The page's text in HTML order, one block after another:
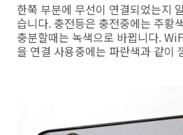
한쭉 부분에 무선이 연결되었는지
습니다. 충전등은 충전중에는 주황
충분할때는 녹색으로 바뀝니다.
을 연결 사용중에는 파란색과 같이